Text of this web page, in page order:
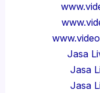
Jasa
Jasa
Jasa